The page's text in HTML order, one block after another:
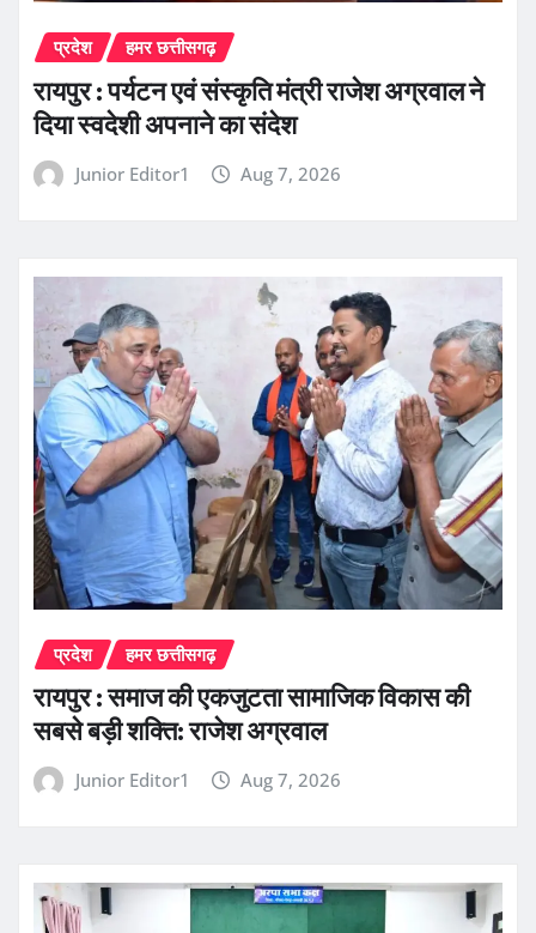
प्रदेश हमर छत्तीसगढ़
रायपुर : पर्यटन एवं संस्कृति मंत्री राजेश अग्रवाल ने
दिया स्वदेशी अपनाने का संदेश
Junior Editor1 Aug 7, 2026
प्रदेश हमर छत्तीसगढ़
रायपुर : समाज की एकजुटता सामाजिक विकास की
सबसे बड़ी शक्ति: राजेश अग्रवाल
Junior Editor1 Aug 7, 2026